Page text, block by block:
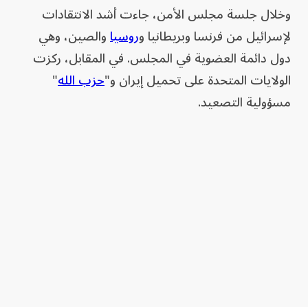
وخلال جلسة مجلس الأمن، جاءت أشد الانتقادات
لإسرائيل من فرنسا وبريطانيا وروسياوالصين، وهي
دول دائمة العضوية في المجلس. في المقابل، ركزت
الولايات المتحدة على تحميل إيران و"حزب الله"
مسؤولية التصعيد.